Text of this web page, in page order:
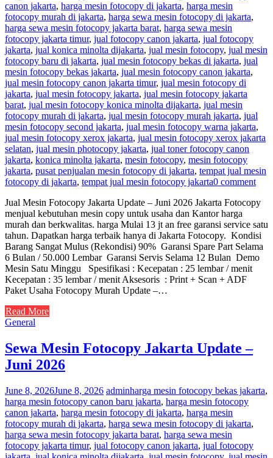
canon jakarta, harga mesin fotocopy di jakarta, harga mesin
fotocopy murah di jakarta, harga sewa mesin fotocopy di jakarta,
harga sewa mesin fotocopy jakarta barat, harga sewa mesin
fotocopy jakarta timur, jual fotocopy canon jakarta, jual fotocopy
jakarta, jual konica minolta dijakarta, jual mesin fotocopy, jual mesin
fotocopy baru di jakarta, jual mesin fotocopy bekas di jakarta, jual
mesin fotocopy bekas jakarta, jual mesin fotocopy canon jakarta,
jual mesin fotocopy canon jakarta timur, jual mesin fotocopy di
jakarta, jual mesin fotocopy jakarta, jual mesin fotocopy jakarta
barat, jual mesin fotocopy konica minolta dijakarta, jual mesin
fotocopy murah di jakarta, jual mesin fotocopy murah jakarta, jual
mesin fotocopy second jakarta, jual mesin fotocopy warna jakarta,
jual mesin fotocopy xerox jakarta, jual mesin fotocopy xerox jakarta
selatan, jual mesin photocopy jakarta, jual toner fotocopy canon
jakarta, konica minolta jakarta, mesin fotocopy, mesin fotocopy
jakarta, pusat penjualan mesin fotocopy di jakarta, tempat jual mesin
fotocopy di jakarta, tempat jual mesin fotocopy jakarta0 comment
Jual Mesin Fotocopy Jakarta Update – Juni 2026 Jakarta Fotocopy
menjual kebutuhan mesin copy untuk usaha dan Kantor harga
murah dan berkwalitas. harga Mulai 13 jt an free garansi service satu
tahun. Dapatkan harga terbaik hanya di Jakarta Fotocopy. Kondisi
Barang Sangat Mulus (Rekondisi) 90% Garansi Spare Part Selama
6 Bulan / 50.000 Lembar Garansi Servis Selama 12 Bulan Demo
Mesin Satu Minggu Spesifikasi : Kecepatan : 25 lembar / menit
Kecepatan : 35 lembar / menit Aksesoris : Print + Scan + ADF
Paket Usaha Fotocopy Murah Update –…
Read More
General
Sewa Mesin Fotocopy Jakarta Update –
Juni 2026
June 8, 2026June 8, 2026 adminharga mesin fotocopy bekas jakarta,
harga mesin fotocopy canon baru jakarta, harga mesin fotocopy
canon jakarta, harga mesin fotocopy di jakarta, harga mesin
fotocopy murah di jakarta, harga sewa mesin fotocopy di jakarta,
harga sewa mesin fotocopy jakarta barat, harga sewa mesin
fotocopy jakarta timur, jual fotocopy canon jakarta, jual fotocopy